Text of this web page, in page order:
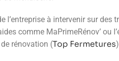
à intervenir sur des
comme MaPrimeRénov’ ou
rénovation (Top Fermetures